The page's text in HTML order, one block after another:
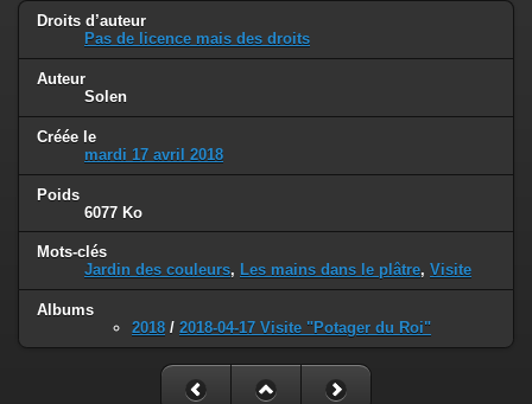
Droits d’auteur
Pas de licence mais des droits
Auteur
Solen
Créée le
mardi 17 avril 2018
Poids
6077 Ko
Mots-clés
Jardin des couleurs, Les mains dans le plâtre, Visite
Albums
2018 / 2018-04-17 Visite "Potager du Roi"